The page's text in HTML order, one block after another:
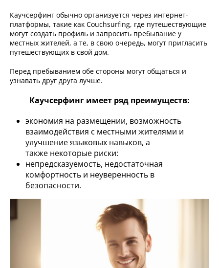
Каучсерфинг обычно организуется через интернет-
платформы, такие как Couchsurfing, где путешествующие
могут создать профиль и запросить пребывание у
местных жителей, а те, в свою очередь, могут пригласить
путешествующих в свой дом.
Перед пребыванием обе стороны могут общаться и
узнавать друг друга лучше.
Каучсерфинг имеет ряд преимуществ:
экономия на размещении, возможность
взаимодействия с местными жителями и
улучшение языковых навыков, а
также некоторые риски:
непредсказуемость, недостаточная
комфортность и неуверенность в
безопасности.